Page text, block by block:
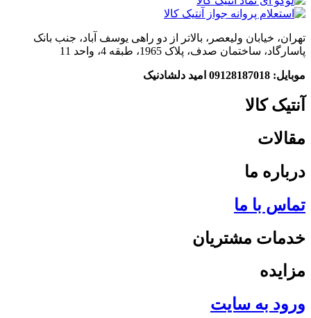
تهران، خیابان ولیعصر، بالاتر از دو راهی یوسف آباد، جنب بانک
پاسارگاد، ساختمان صدف، پلاک 1965، طبقه 4، واحد 11
موبایل: 09128187018 امید دلشادنیک
آنتیک کالا
مقالات
درباره ما
تماس با ما
خدمات مشتریان
مزایده
ورود به سایت